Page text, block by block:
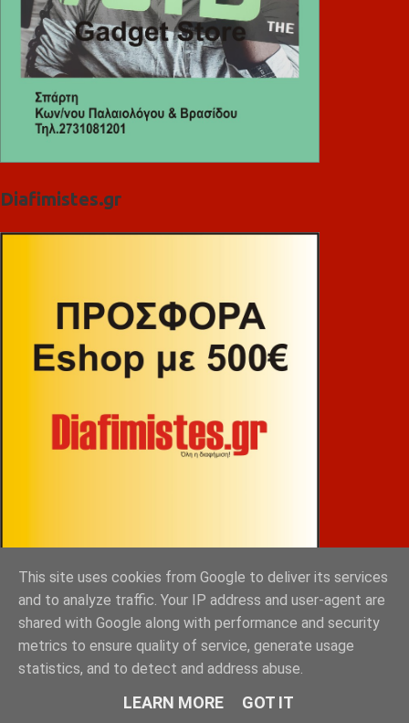
Diafimistes.gr
ΒΕΚΡΑΚΟΣ
This site uses cookies from Google to deliver its services
and to analyze traffic. Your IP address and user-agent are
shared with Google along with performance and security
metrics to ensure quality of service, generate usage
statistics, and to detect and address abuse.
LEARN MORE GOT IT